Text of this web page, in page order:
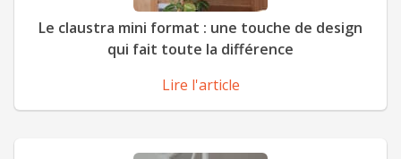
Le claustra mini format : une touche de design
qui fait toute la différence
Lire l'article